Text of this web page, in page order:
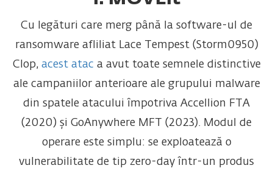
Cu legături care merg până la software-ul de
ransomware afliliat Lace Tempest (Storm0950)
Clop, acest atac a avut toate semnele distinctive
ale campaniilor anterioare ale grupului malware
din spatele atacului împotriva Accellion FTA
(2020) și GoAnywhere MFT (2023). Modul de
operare este simplu: se exploatează o
vulnerabilitate de tip zero-day într-un produs